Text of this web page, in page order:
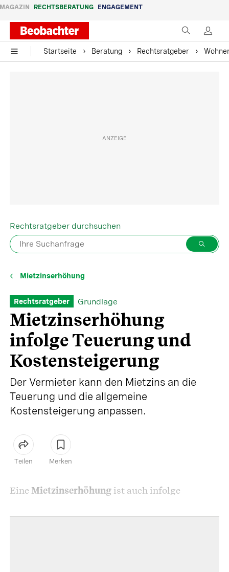
MAGAZIN RECHTSBERATUNG ENGAGEMENT
Startseite Beratung Rechtsratgeber
Rechtsratgeber durchsuchen
Mietzinserhöhung
Rechtsratgeber Grundlage
Mietzinserhöhung
infolge Teuerung und
Kostensteigerung
Der Vermieter kann den Mietzins an die
Teuerung und die allgemeine
Kostensteigerung anpassen.
Teilen Merken
Artikel teilen
Eine Mietzinserhöhung ist auch infolge
möglich: